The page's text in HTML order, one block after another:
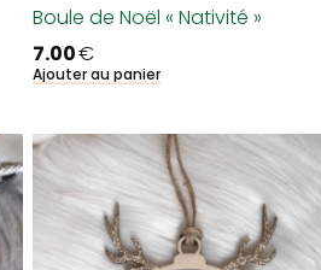
Boule de Noël « Nativité »
7.00€
Ajouter au panier